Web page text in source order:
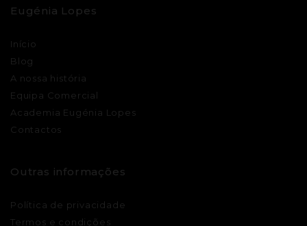
Eugénia Lopes
Início
Blog
A nossa história
Equipa Comercial
Academia Eugénia Lopes
Contactos
Outras informações
Política de privacidade
Termos e condições